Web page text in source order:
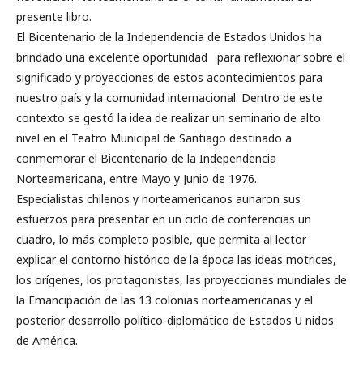
presente libro.
El Bicentenario de la Independencia de Estados Unidos ha
brindado una excelente oportunidad para reflexionar sobre el
significado y proyecciones de estos acontecimientos para
nuestro país y la comunidad internacional. Dentro de este
contexto se gestó la idea de realizar un seminario de alto
nivel en el Teatro Municipal de Santiago destinado a
conmemorar el Bicentenario de la Independencia
Norteamericana, entre Mayo y Junio de 1976.
Especialistas chilenos y norteamericanos aunaron sus
esfuerzos para presentar en un ciclo de conferencias un
cuadro, lo más completo posible, que permita al lector
explicar el contorno histórico de la época las ideas motrices,
los orígenes, los protagonistas, las proyecciones mundiales de
la Emancipación de las 13 colonias norteamericanas y el
posterior desarrollo político-diplomático de Estados U nidos
de América.